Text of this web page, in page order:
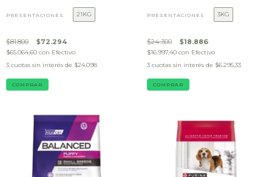
PRESENTACIONES 21KG
$81.800 $72.294
$65.064,60 con Efectivo
3 cuotas sin interés de $24.098
COMPRAR
PRESENTACIONES 3KG
$24.300 $18.886
$16.997,40 con Efectivo
3 cuotas sin interés de $6.295,33
COMPRAR